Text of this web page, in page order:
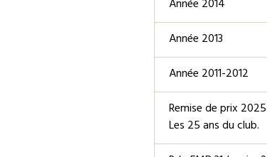
Année 2014
Année 2013
Année 2011-2012
Remise de prix
Les 25 ans du club.